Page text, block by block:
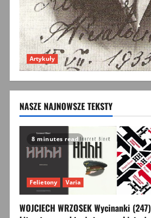
Artykuły
NASZE NAJNOWSZE TEKSTY
8 minutes read
Felietony Varia
WOJCIECH WRZOSEK Wycinanki (247)